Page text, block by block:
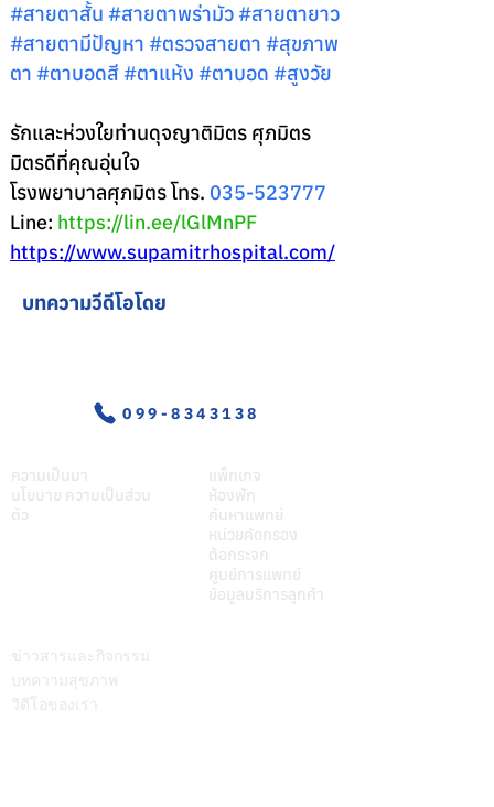
#สายตาสั้น #สายตาพร่ามัว #สายตายาว
#สายตามีปัญหา #ตรวจสายตา #สุขภาพ
ตา #ตาบอดส#ตาแห้ง #ตาบอด #สูงวัย
รักและห่วงใยท่านดุจญาติมิตร ศุภมิตร
มิตรดีที่คุณอุ่นใจ
โรงพยาบาลศุภมิตร โทร. 035-523777
Line: https://lin.ee/lGlMnPF
https://www.supamitrhospital.com/
บทความวีดีโอโดย
099-8343138
ความเป็นมา
นโยบาย ความเป็นส่วน
ตัว
แพ็กเกจ
ห้องพัก
ค้นหาแพทย์
หน่วยคัดกรอง
ต้อกระจก
ศูนย์การแพทย์
ข้อมูลบริการลูกค้า
ข่าวสารและกิจกรรม
บทความสุขภาพ
วีดีโอของเรา